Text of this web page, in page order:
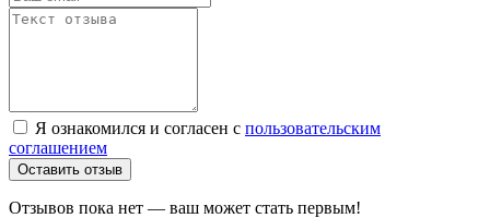
Я ознакомился и согласен с пользовательским
соглашением
Оставить отзыв
Отзывов пока нет — ваш может стать первым!